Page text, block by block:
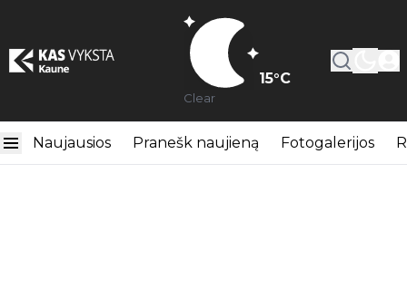
15°C
Clear
Naujausios Pranešk naujieną Fotogalerijos